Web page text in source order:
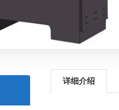
详细介绍